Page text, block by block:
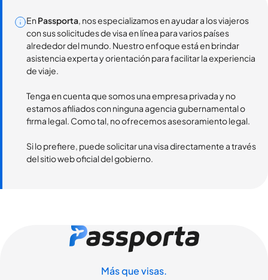
En Passporta, nos especializamos en ayudar a los viajeros
con sus solicitudes de visa en línea para varios países
alrededor del mundo. Nuestro enfoque está en brindar
asistencia experta y orientación para facilitar la experiencia
de viaje.
Tenga en cuenta que somos una empresa privada y no
estamos afiliados con ninguna agencia gubernamental o
firma legal. Como tal, no ofrecemos asesoramiento legal.
Si lo prefiere, puede solicitar una visa directamente a través
del sitio web oficial del gobierno.
Más que visas.